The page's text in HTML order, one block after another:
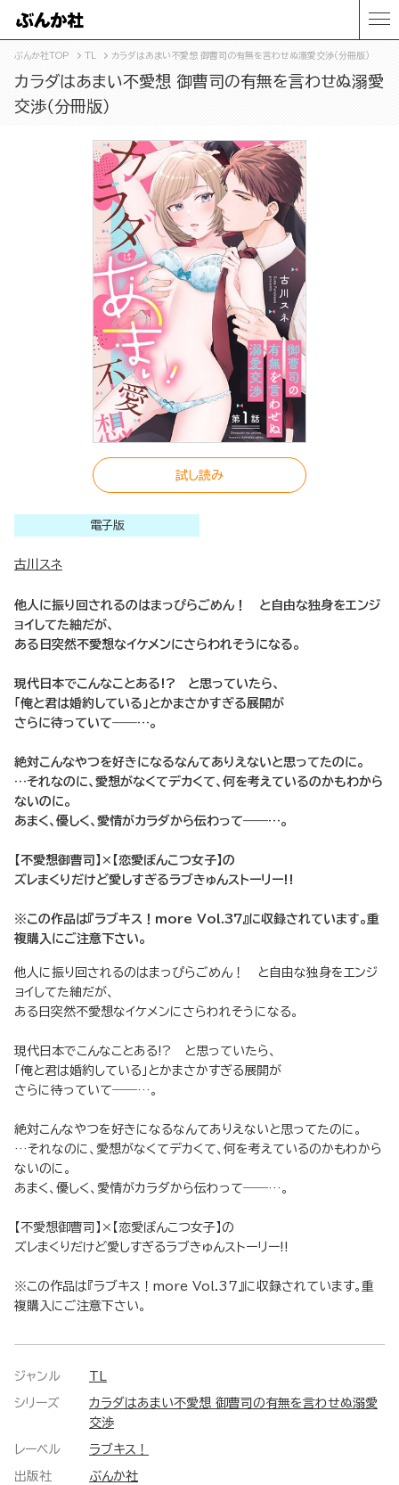
ぶんか社TOP TL カラダはあまい不愛想 御曹司の有無を言わせぬ溺愛交渉（分冊版）
カラダはあまい不愛想 御曹司の有無を言わせぬ溺愛
交渉（分冊版）
試し読み
電子版
古川スネ
他人に振り回されるのはまっぴらごめん！ と自由な独身をエンジ
ョイしてた紬だが、
ある日突然不愛想なイケメンにさらわれそうになる。
現代日本でこんなことある!? と思っていたら、
「俺と君は婚約している」とかまさかすぎる展開が
さらに待っていて――…。
絶対こんなやつを好きになるなんてありえないと思ってたのに。
…それなのに、愛想がなくてデカくて、何を考えているのかもわから
ないのに。
あまく、優しく、愛情がカラダから伝わって――…。
【不愛想御曹司】×【恋愛ぽんこつ女子】の
ズレまくりだけど愛しすぎるラブきゅんストーリー!!
※この作品は『ラブキス！more Vol.37』に収録されています。重
複購入にご注意下さい。
他人に振り回されるのはまっぴらごめん！ と自由な独身をエンジ
ョイしてた紬だが、
ある日突然不愛想なイケメンにさらわれそうになる。
現代日本でこんなことある!? と思っていたら、
「俺と君は婚約している」とかまさかすぎる展開が
さらに待っていて――…。
絶対こんなやつを好きになるなんてありえないと思ってたのに。
…それなのに、愛想がなくてデカくて、何を考えているのかもわから
ないのに。
あまく、優しく、愛情がカラダから伝わって――…。
【不愛想御曹司】×【恋愛ぽんこつ女子】の
ズレまくりだけど愛しすぎるラブきゅんストーリー!!
※この作品は『ラブキス！more Vol.37』に収録されています。重
複購入にご注意下さい。
ジャンル
シリーズ
カラダはあまい不愛想 御曹司の有無を言わせぬ溺愛
交渉
レーベル ラブキス！
出版社 ぶんか社